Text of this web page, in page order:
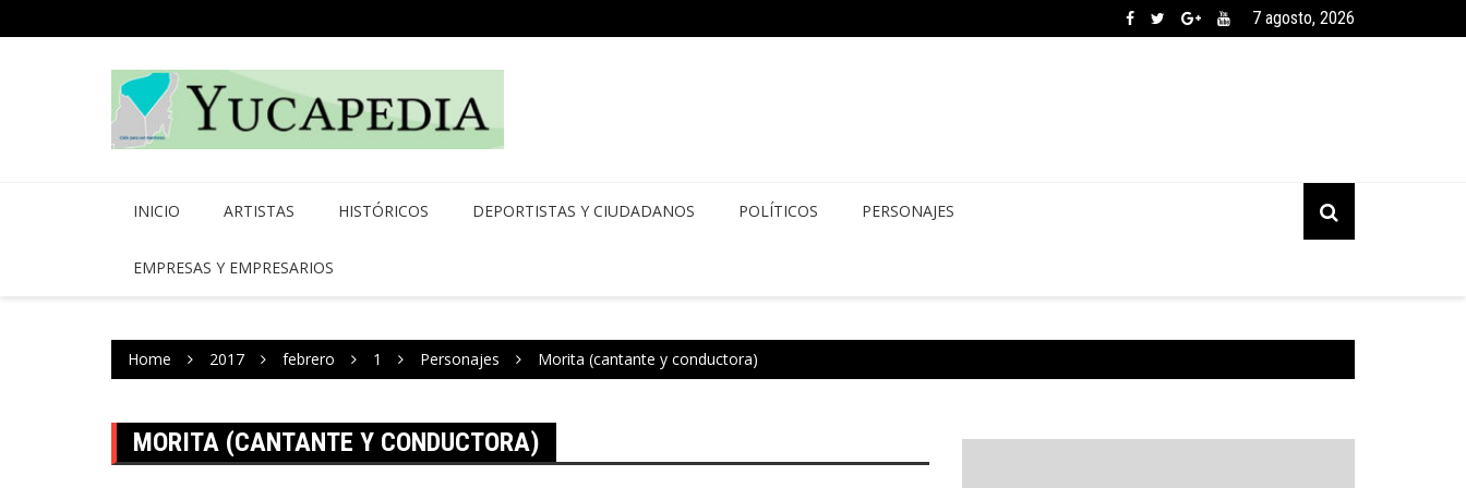
7 agosto, 2026
INICIO ARTISTAS HISTÓRICOS DEPORTISTAS Y CIUDADANOS POLÍTICOS PERSONAJES
EMPRESAS Y EMPRESARIOS
Home 2017 febrero 1 Personajes Morita (cantante y conductora)
MORITA (CANTANTE Y CONDUCTORA)